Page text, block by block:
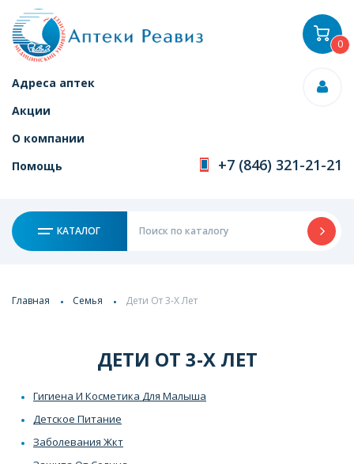
Адреса аптек
Акции
О компании
Помощь
+7 (846) 321-21-21
КАТАЛОГ
0
Главная Семья Дети От 3-Х Лет
ДЕТИ ОТ 3-Х ЛЕТ
Гигиена И Косметика Для Малыша
Детское Питание
Заболевания Жкт